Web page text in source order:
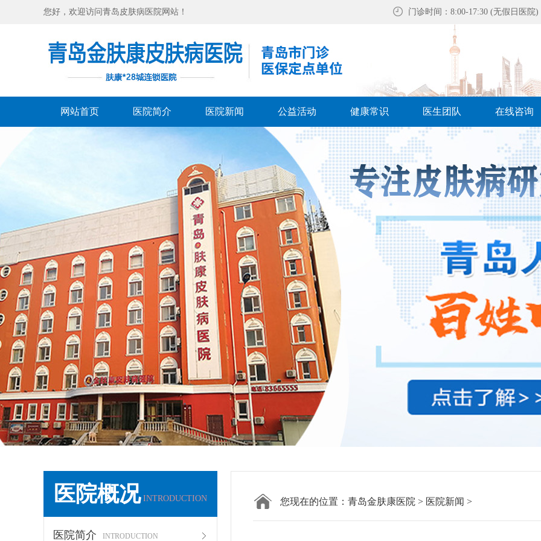
您好，欢迎访问青岛皮肤病医院网站！ 门诊时间：8:00-17:30 (无假日医院)
网站首页 医院简介 医院新闻 公益活动 健康常识 医生团队 在线咨询
医院概况 INTRODUCTION
医院简介 INTRODUCTION
您现在的位置： 青岛金肤康医院 > 医院新闻 >